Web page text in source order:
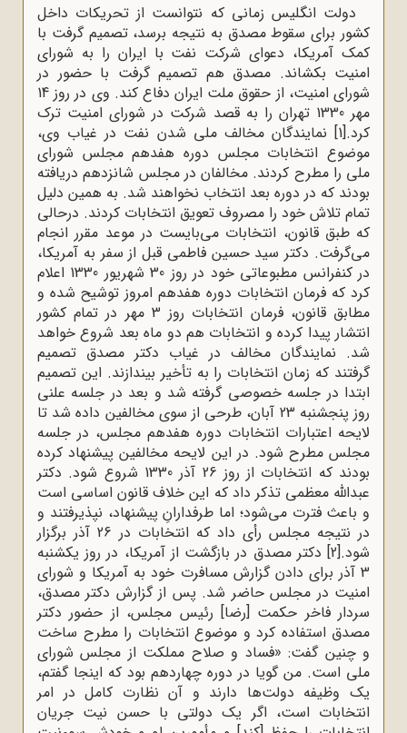
دولت انگلیس زمانی که نتوانست از تحریکات داخل
کشور برای سقوط مصدق به نتیجه برسد، تصمیم گرفت با
کمک آمریکا، دعوای شرکت نفت با ایران را به شورای
امنیت بکشاند. مصدق هم تصمیم گرفت با حضور در
شورای امنیت، از حقوق ملت ایران دفاع کند. وی در روز 14
مهر 1330 تهران را به قصد شرکت در شورای امنیت ترک
کرد.[1]
نمایندگان مخالف ملی شدن نفت در غیاب وی،
موضوع انتخابات مجلس دوره هفدهم مجلس شورای
ملی را مطرح کردند. مخالفان در مجلس شانزدهم دریافته
بودند که در دوره بعد انتخاب نخواهند شد. به همین دلیل
تمام تلاش خود را مصروف تعویق انتخابات کردند. درحالی
که طبق قانون، انتخابات می‌بایست در موعد مقرر انجام
می‌گرفت. دکتر سید حسین فاطمی قبل از سفر به آمریکا،
در کنفرانس مطبوعاتی خود در روز 30 شهریور 1330 اعلام
کرد که فرمان انتخابات دوره هفدهم امروز توشیح شده و
مطابق قانون، فرمان انتخابات روز 3 مهر در تمام کشور
انتشار پیدا کرده و انتخابات هم دو ماه بعد شروع خواهد
شد. نمایندگان مخالف در غیاب دکتر مصدق تصمیم
گرفتند که زمان انتخابات را به تأخیر بیندازند. این تصمیم
ابتدا در جلسه خصوصی گرفته شد و بعد در جلسه علنی
روز پنجشنبه 23 آبان، طرحی از سوی مخالفین داده شد تا
لایحه اعتبارات انتخابات دوره هفدهم مجلس، در جلسه
مجلس مطرح شود. در این لایحه مخالفین پیشنهاد کرده
بودند که انتخابات از روز 26 آذر 1330 شروع شود. دکتر
عبدالله معظمی تذکر داد که این خلاف قانون اساسی است
و باعث فترت می‌شود؛ اما طرفدارانِ پیشنهاد، نپذیرفتند و
در نتیجه مجلس رأی داد که انتخابات در 26 آذر برگزار
شود.[2]
دکتر مصدق در بازگشت از آمریکا، در روز یکشنبه
3 آذر برای دادن گزارش مسافرت خود به آمریکا و شورای
امنیت در مجلس حاضر شد. پس از گزارش دکتر مصدق،
سردار فاخر حکمت [رضا] رئیس مجلس، از حضور دکتر
مصدق استفاده کرد و موضوع انتخابات را مطرح ساخت
و چنین گفت: «فساد و صلاح مملکت از مجلس شورای
ملی است. من گویا در دوره چهاردهم بود که اینجا گفتم،
یک وظیفه دولت‌ها دارند و آن نظارت کامل در امر
انتخابات است، اگر یک دولتی با حسن نیت جریان